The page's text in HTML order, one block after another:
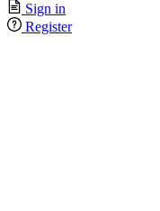
Sign in
Register